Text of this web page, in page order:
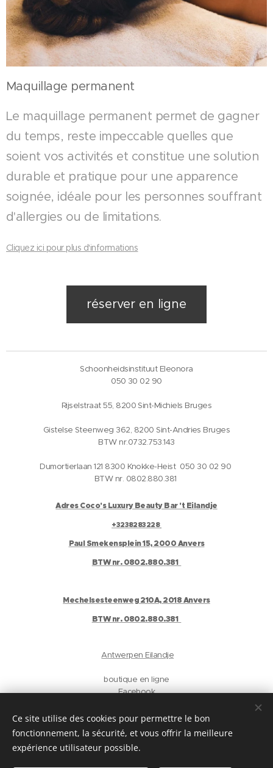
Maquillage permanent
Le maquillage permanent permet de gagner
du temps, reste impeccable quelles que
soient vos activités et constitue une solution
durable et pratique pour une apparence
soignée, idéale pour les personnes souffrant
d'allergies ou de limitations.
Cliquez ici pour plus d'informations
réserver en ligne
Schoonheidsinstituut Eleonora
050 30 02 90
Rijselstraat 55, 8200 Sint-Michiels Bruges
Gistelse Steenweg 362, 8200 Sint-Andries Bruges
BTW nr.0732.753.143
Dumortierlaan 121 8300 Knokke-Heist 050 30 02 90
BTW nr. 0802.880.381
Adres Coco's Luxury Beauty Bar 't Eilandje
+3238283228
Paul Smekensplein 15, 2000 Anvers
BTW nr. 0802.880.381
Mechelsesteenweg 210A, 2018 Anvers
BTW nr. 0802.880.381
Antwerpen Eilandje
boutique en ligne
Facebook
Gelaat
Antwerpen
privacyverklaring
Ce site utilise des cookies pour permettre le bon
fonctionnement, la sécurité, et vous offrir la meilleure
expérience utilisateur possible.